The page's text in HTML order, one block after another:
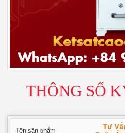
THÔNG SỐ
Tên sản phẩm Tư